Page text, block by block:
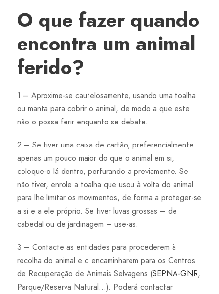
O que fazer quando
encontra um animal
ferido?
1 – Aproxime-se cautelosamente, usando uma toalha
ou manta para cobrir o animal, de modo a que este
não o possa ferir enquanto se debate.
2 – Se tiver uma caixa de cartão, preferencialmente
apenas um pouco maior do que o animal em si,
coloque-o lá dentro, perfurando-a previamente. Se
não tiver, enrole a toalha que usou à volta do animal
para lhe limitar os movimentos, de forma a proteger-se
a si e a ele próprio. Se tiver luvas grossas – de
cabedal ou de jardinagem – use-as.
3 – Contacte as entidades para procederem à
recolha do animal e o encaminharem para os Centros
de Recuperação de Animais Selvagens (SEPNA-GNR,
Parque/Reserva Natural…). Poderá contactar